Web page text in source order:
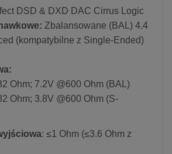
DSD & DXD DAC Cirrus Logic
Zbalansowane (BAL) 4.4
(kompatybilne z Single-Ended)
Ohm; 7.2V @600 Ohm (BAL)
Ohm; 3.8V @600 Ohm (S-
: ≤1 Ohm (≤3.6 Ohm z